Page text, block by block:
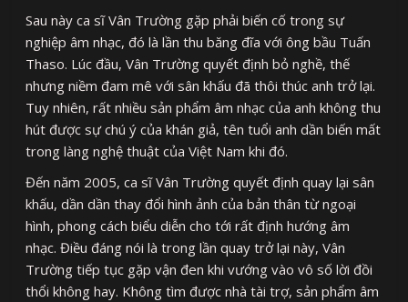
Sau này ca sĩ Vân Trường gặp phải biến cố trong sự
nghiệp âm nhạc, đó là lần thu băng đĩa với ông bầu Tuấn
Thaso. Lúc đầu, Vân Trường quyết định bỏ nghề, thế
nhưng niềm đam mê với sân khấu đã thôi thúc anh trở lại.
Tuy nhiên, rất nhiều sản phẩm âm nhạc của anh không thu
hút được sự chú ý của khán giả, tên tuổi anh dần biến mất
trong làng nghệ thuật của Việt Nam khi đó.
Đến năm 2005, ca sĩ Vân Trường quyết định quay lại sân
khấu, dần dần thay đổi hình ảnh của bản thân từ ngoại
hình, phong cách biểu diễn cho tới rất định hướng âm
nhạc. Điều đáng nói là trong lần quay trở lại này, Vân
Trường tiếp tục gặp vận đen khi vướng vào vô số lời đồi
thổi không hay. Không tìm được nhà tài trợ, sản phẩm âm